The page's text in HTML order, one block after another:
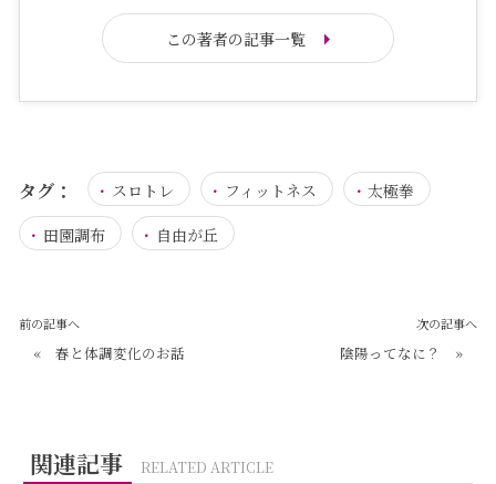
この著者の記事一覧
タグ： スロトレ フィットネス
太極拳
田園調布
自由が丘
前の記事へ
« 春と体調変化のお話
次の記事へ
陰陽ってなに？ »
関連記事 RELATED ARTICLE